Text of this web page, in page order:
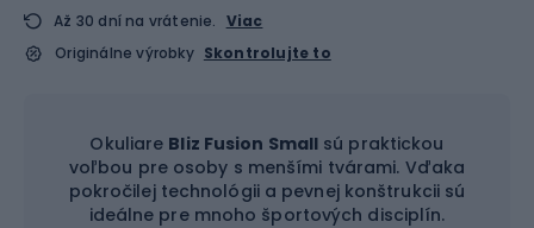
Až 30 dní na vrátenie. Viac
Originálne výrobky Skontrolujte to
Okuliare Bliz Fusion Small sú praktickou
voľbou pre osoby s menšími tvárami. Vďaka
pokročilej technológii a pevnej konštrukcii sú
ideálne pre mnoho športových disciplín.